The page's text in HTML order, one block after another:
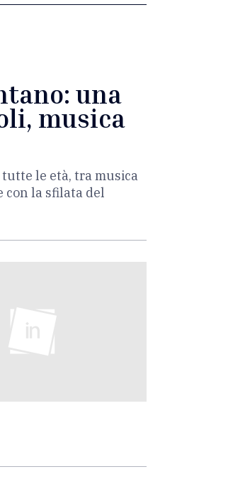
una
musica
le età, tra musica
con la sfilata del